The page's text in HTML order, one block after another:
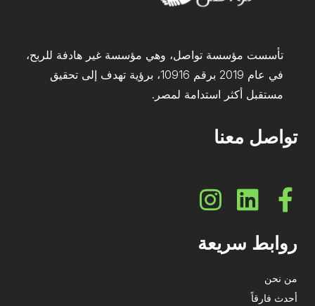
تأسست مؤسسة تواصل، وهي مؤسسة غير هادفة للربح،
في عام 2019 برقم 10916، برؤية تهدف إلى تحقيق
مستقبل أكثر استدامة لمصر.
تواصل معنا
روابط سريعة
من نحن
أحدث فارقاً